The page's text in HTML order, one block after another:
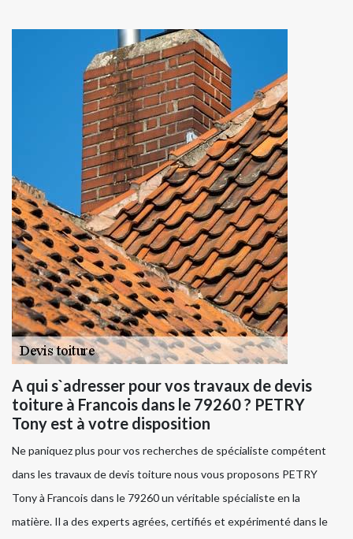
A qui s`adresser pour vos travaux de devis
toiture à Francois dans le 79260 ? PETRY
Tony est à votre disposition
Ne paniquez plus pour vos recherches de spécialiste compétent
dans les travaux de devis toiture nous vous proposons PETRY
Tony à Francois dans le 79260 un véritable spécialiste en la
matière. Il a des experts agrées, certifiés et expérimenté dans le